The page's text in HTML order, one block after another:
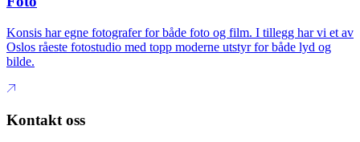
Konsis har egne fotografer for både foto og film. I tillegg har vi et av
Oslos råeste fotostudio med topp moderne utstyr for både lyd og
bilde.
Kontakt oss